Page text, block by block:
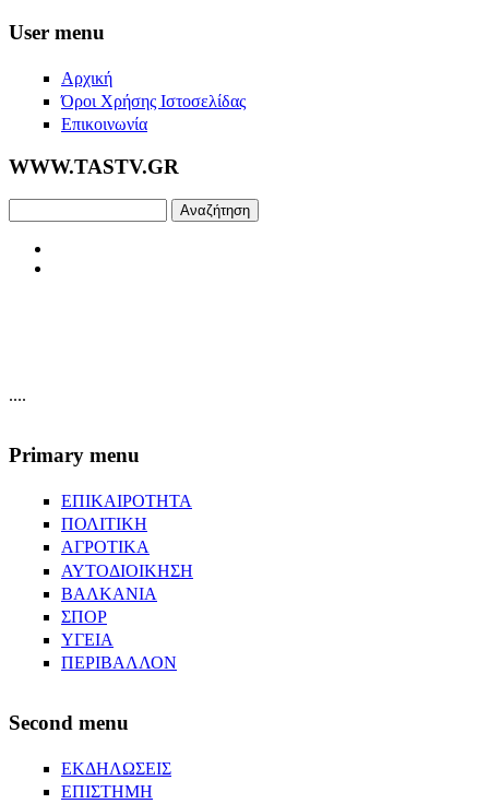
Skip to main content
User menu
Αρχική
Όροι Χρήσης Ιστοσελίδας
Επικοινωνία
WWW.TASTV.GR
....
Primary menu
ΕΠΙΚΑΙΡΟΤΗΤΑ
ΠΟΛΙΤΙΚΗ
ΑΓΡΟΤΙΚΑ
ΑΥΤΟΔΙΟΙΚΗΣΗ
ΒΑΛΚΑΝΙΑ
ΣΠΟΡ
ΥΓΕΙΑ
ΠΕΡΙΒΑΛΛΟΝ
Second menu
ΕΚΔΗΛΩΣΕΙΣ
ΕΠΙΣΤΗΜΗ